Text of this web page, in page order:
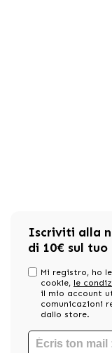
Iscriviti alla
di 10€ sul
Mi registro, ho
cookie, le
il mio account
comunicazioni
dallo store.